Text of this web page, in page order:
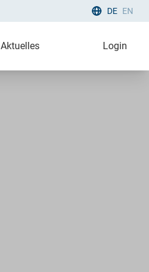
DE EN
Aktuelles Login